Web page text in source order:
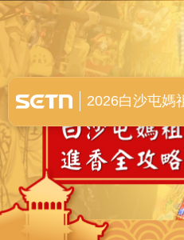
白沙屯媽祖進
2026白沙屯媽